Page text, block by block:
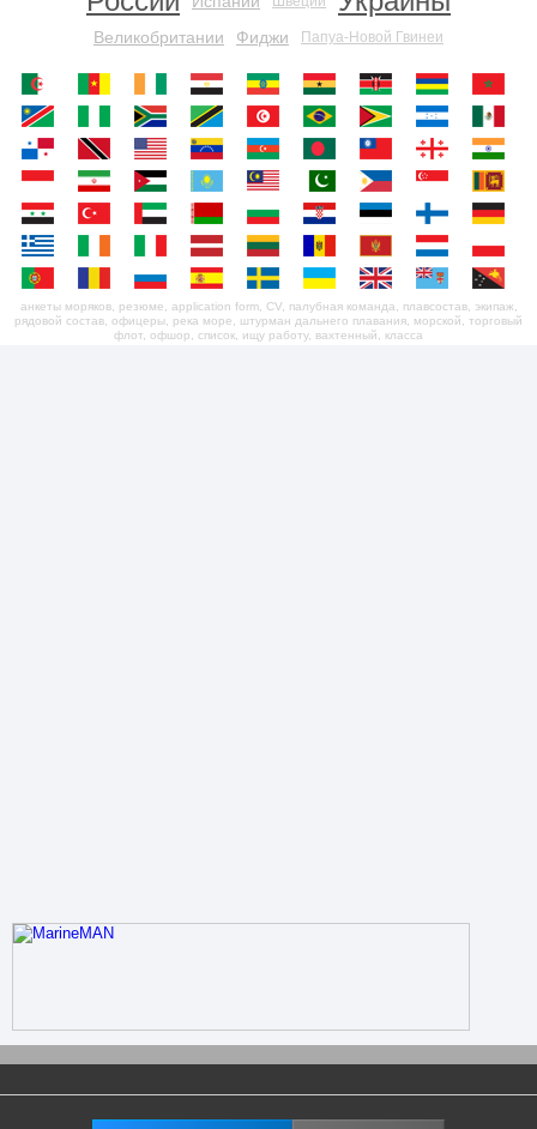
Великобритании Фиджи Папуа-Новой Гвинеи
анкеты моряков, резюме, application form, CV, палубная команда, плавсостав, экипаж,
рядовой состав, офицеры, река море, штурман дальнего плавания, морской, торговый
флот, офшор, список, ищу работу, вахтенный, класса